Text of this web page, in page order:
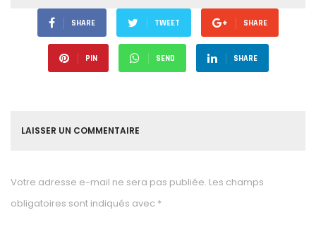
SHARE TWEET SHARE
PIN SEND SHARE
LAISSER UN COMMENTAIRE
Votre adresse e-mail ne sera pas publiée. Les champs
obligatoires sont indiqués avec *